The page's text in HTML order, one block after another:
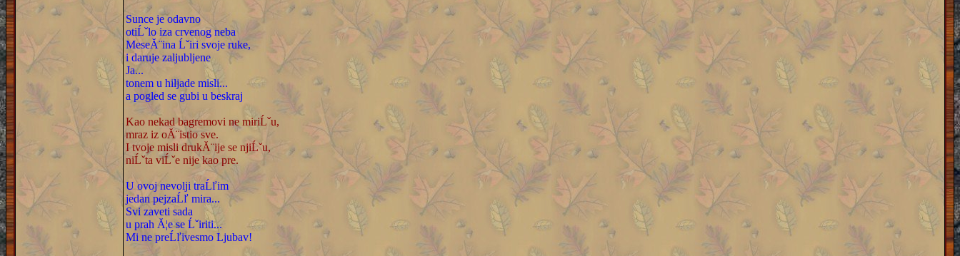
Sunce je odavno
otiĹˇlo iza crvenog neba
MeseĂ¨ina Ĺˇiri svoje ruke,
i daruje zaljubljene
Ja...
tonem u hiljade misli...
a pogled se gubi u beskraj
Kao nekad bagremovi ne miriĹˇu,
mraz iz oĂ¨istio sve.
I tvoje misli drukĂ¨ije se njiĹˇu,
niĹˇta viĹˇe nije kao pre.
U ovoj nevolji traĹľim
jedan pejzaĹľ mira...
Svi zaveti sada
u prah Ă¦e se Ĺˇiriti...
Mi ne preĹľivesmo Ljubav!